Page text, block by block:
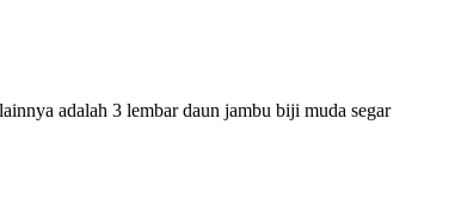
adalah 3 lembar daun jambu biji muda segar